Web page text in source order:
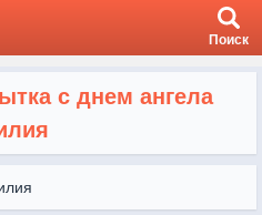
Поиск
с днем ангела